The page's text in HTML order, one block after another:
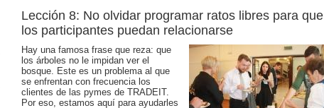
Lección 8: No olvidar programar ratos libres para que
los participantes puedan relacionarse
Hay una famosa frase que reza: que
los árboles no le impidan ver el
bosque. Este es un problema al que
se enfrentan con frecuencia los
clientes de las pymes de TRADEIT.
Por eso, estamos aquí para ayudarles